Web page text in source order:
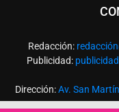
Redacción: redacció
Publicidad:
Dirección:Av. San